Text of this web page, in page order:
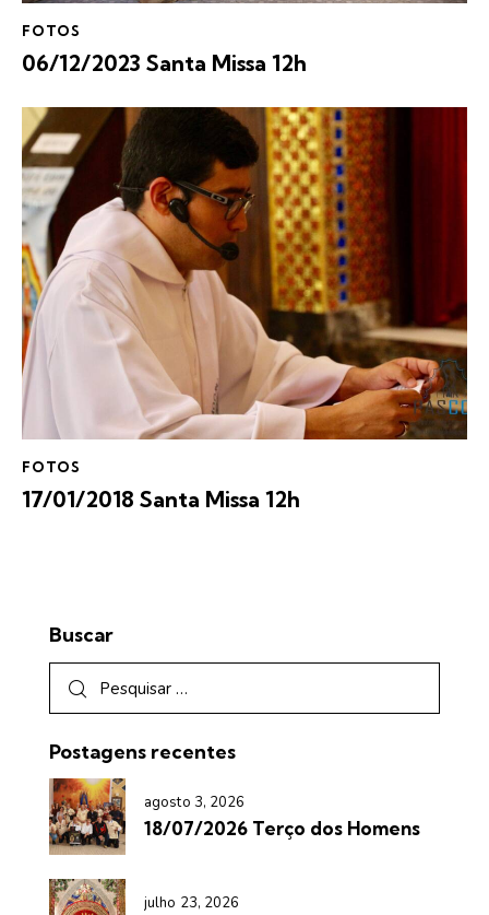
FOTOS
06/12/2023 Santa Missa 12h
FOTOS
17/01/2018 Santa Missa 12h
Buscar
Postagens recentes
agosto 3, 2026
18/07/2026 Terço dos Homens
julho 23, 2026